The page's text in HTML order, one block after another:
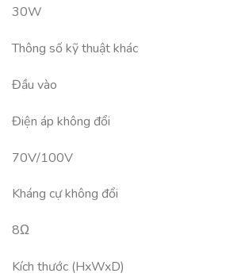
30W
Thông số kỹ thuật khác
Đầu vào
Điện áp không đổi
70V/100V
Kháng cự không đổi
8Ω
Kích thước (HxWxD)